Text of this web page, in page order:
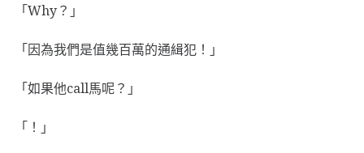
「Why？」
「因為我們是值幾百萬的通緝犯！」
「如果他call馬呢？」
「！」